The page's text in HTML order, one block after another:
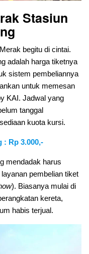
Stasiun
begitu di cintai.
adalah harga tiketnya
sistem pembeliannya
untuk memesan
KAI. Jadwal yang
tanggal
kuota kursi.
: Rp 3.000,-
mendadak harus
pembelian tiket
). Biasanya mulai di
kereta,
habis terjual.